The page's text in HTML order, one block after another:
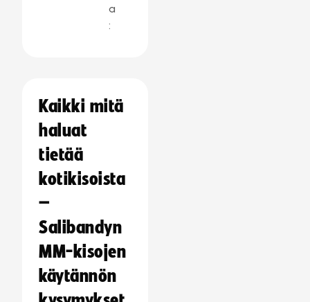
a
:
Kaikki mitä
haluat
tietää
kotikisoista
–
Salibandyn
MM-kisojen
käytännön